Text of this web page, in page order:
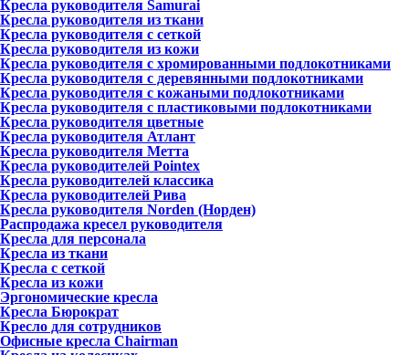
Кресла руководителя Samurai
Кресла руководителя из ткани
Кресла руководителя с сеткой
Кресла руководителя из кожи
Кресла руководителя с хромированными подлокотниками
Кресла руководителя с деревянными подлокотниками
Кресла руководителя с кожаными подлокотниками
Кресла руководителя с пластиковыми подлокотниками
Кресла руководителя цветные
Кресла руководителя Атлант
Кресла рyководителя Метта
Кресла руководителей Pointex
Кресла руководителей классика
Кресла руководителей Рива
Кресла руководителя Norden (Норден)
Распродажа кресел руководителя
Кресла для персонала
Кресла из ткани
Кресла с сеткой
Кресла из кожи
Эргономические кресла
Кресла Бюрократ
Кресло для сотрудников
Офисные кресла Chairman